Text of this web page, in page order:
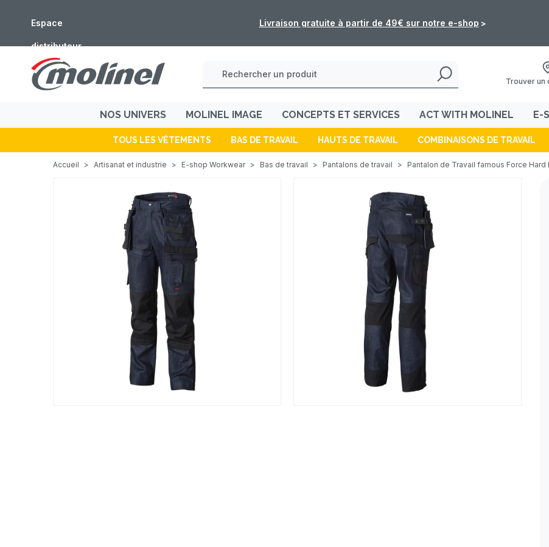
Espace
distributeur
Fermeture estivale : les commandes de l'e-shop ne seront pas traitées du 5 au 16
Trouver un
NOS UNIVERS MOLINEL IMAGE CONCEPTS ET SERVICES ACT WITH MOLINEL E-
TOUS LES VÊTEMENTS BAS DE TRAVAIL HAUTS DE TRAVAIL COMBINAISONS DE TRAVAIL
Accueil > Artisanat et industrie > E-shop Workwear > Bas de travail > Pantalons de travail > Pantalon de Travail famous Force Hard